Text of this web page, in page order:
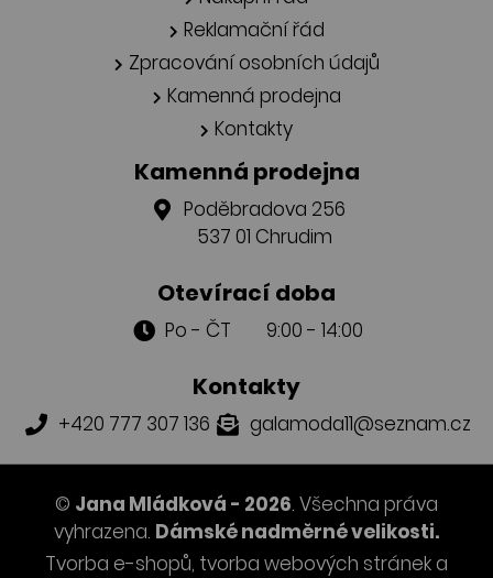
Reklamační řád
Zpracování osobních údajů
Kamenná prodejna
Kontakty
Kamenná prodejna
Poděbradova 256
537 01 Chrudim
Otevírací doba
Po - ČT 9:00 - 14:00
Kontakty
+420 777 307 136 galamoda11@seznam.cz
© Jana Mládková - 2026. Všechna práva
vyhrazena. Dámské nadměrné velikosti.
Tvorba e-shopů, tvorba webových stránek a